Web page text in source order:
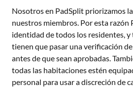
Nosotros en PadSplit priorizamos
nuestros miembros. Por esta razón
identidad de todos los residentes,
tienen que pasar una verificación
antes de que sean aprobadas.
todas las habitaciones estén
personal para usar a discreción de